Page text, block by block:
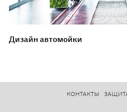
Дизайн автомойки
КОНТАКТЫ